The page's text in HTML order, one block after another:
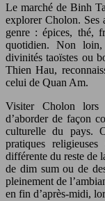
Le marché de Binh
explorer Cholon. Ses
genre : épices, thé,
quotidien. Non
divinités taoïstes ou
Thien Hau,
celui de Quan Am.
Visiter Cholon lors
d’aborder de façon
culturelle du pays.
pratiques
différente du reste de
de dim sum ou de
pleinement de
en fin d’après-midi,